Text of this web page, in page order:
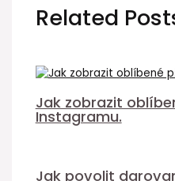
Related
Jak zobrazit
Instagramu.
Jak povolit